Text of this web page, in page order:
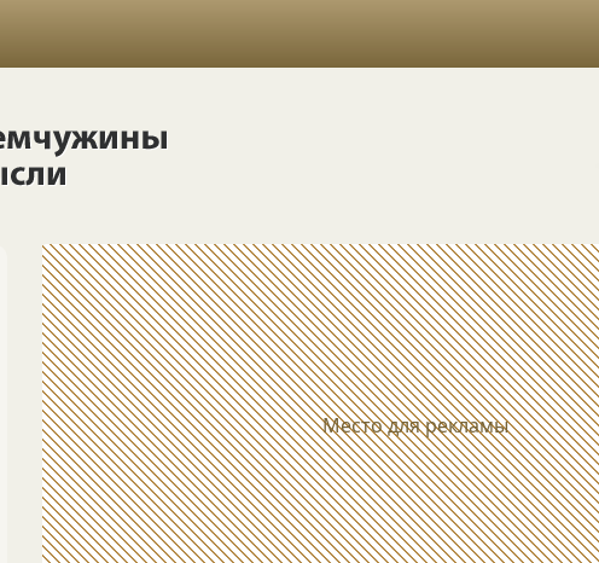
Место для рекламы